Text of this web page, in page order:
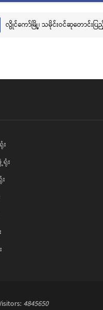
လွိုင်ကော်မြို့၊ သမိုင်းဝင်ဆုတောင်းပ
း
4845650